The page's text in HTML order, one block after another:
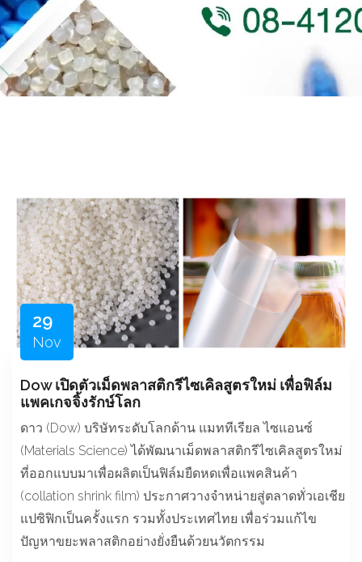
29
Nov
Dow เปิดตัวเม็ดพลาสติกรีไซเคิลสูตรใหม่ เพื่อฟิล์ม
แพคเกจจิ้งรักษ์โลก
ดาว (Dow) บริษัทระดับโลกด้าน แมททีเรียล ไซแอนซ์
(Materials Science) ได้พัฒนาเม็ดพลาสติกรีไซเคิลสูตรใหม่
ที่ออกแบบมาเพื่อผลิตเป็นฟิล์มยืดหดเพื่อแพคสินค้า
(collation shrink film) ประกาศวางจำหน่ายสู่ตลาดทั่วเอเชีย
แปซิฟิกเป็นครั้งแรก รวมทั้งประเทศไทย เพื่อร่วมแก้ไข
ปัญหาขยะพลาสติกอย่างยั่งยืนด้วยนวัตกรรม